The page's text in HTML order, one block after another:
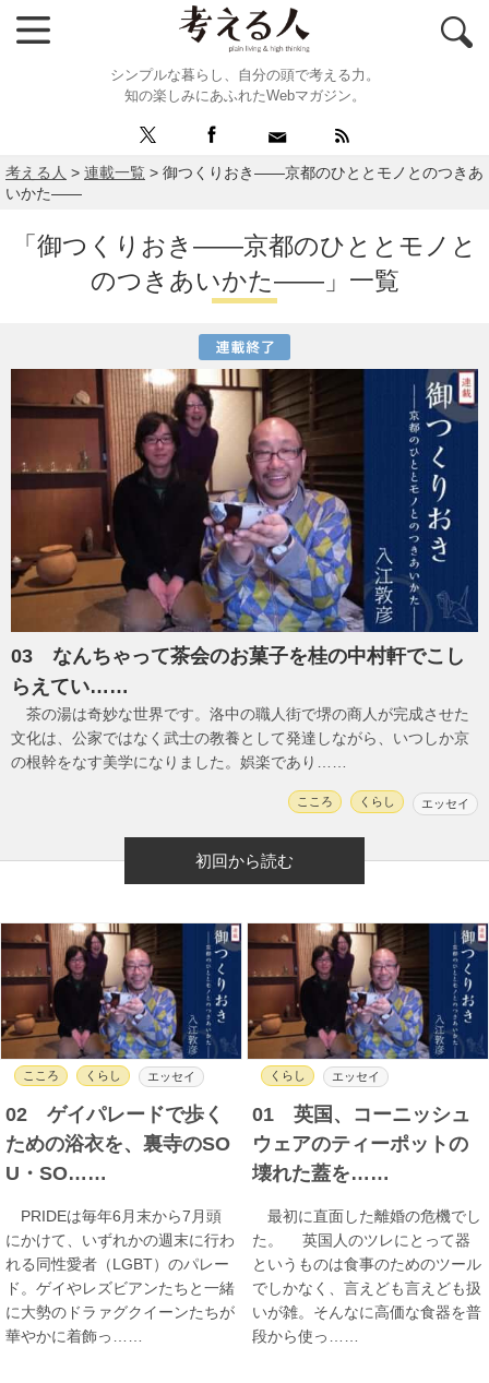
シンプルな暮らし、自分の頭で考える力。
知の楽しみにあふれたWebマガジン。
考える人 > 連載一覧 > 御つくりおき――京都のひととモノとのつきあ
いかた――
「御つくりおき――京都のひととモノと
のつきあいかた――」一覧
03 なんちゃって茶会のお菓子を桂の中村軒でこし
らえてい……
茶の湯は奇妙な世界です。洛中の職人街で堺の商人が完成させた
文化は、公家ではなく武士の教養として発達しながら、いつしか京
の根幹をなす美学になりました。娯楽であり……
こころ くらし エッセイ
初回から読む
こころ くらし エッセイ
02 ゲイパレードで歩く
ための浴衣を、裏寺のSO
U・SO……
PRIDEは毎年6月末から7月頭
にかけて、いずれかの週末に行わ
れる同性愛者（LGBT）のパレー
ド。ゲイやレズビアンたちと一緒
に大勢のドラァグクイーンたちが
華やかに着飾っ……
くらし エッセイ
01 英国、コーニッシュ
ウェアのティーポットの
壊れた蓋を……
最初に直面した離婚の危機でし
た。 英国人のツレにとって器
というものは食事のためのツール
でしかなく、言えども言えども扱
いが雑。そんなに高価な食器を普
段から使っ……